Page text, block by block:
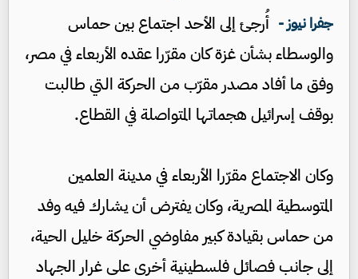
جفرا نيوز - أُرجئ إلى الأحد اجتماع بين حماس
والوسطاء بشأن غزة كان مقرّرا عقده الأربعاء في مصر،
وفق ما أفاد مصدر مقرّب من الحركة التي طالبت
بوقف إسرائيل هجماتها المتواصلة في القطاع.
وكان الاجتماع مقرّرا الأربعاء في مدينة العلمين
المتوسطية المصرية، وكان يفترض أن يشارك فيه وفد
من حماس بقيادة كبير مفاوضي الحركة خليل الحية،
إلى جانب فصائل فلسطينية أخرى على غرار الجهاد